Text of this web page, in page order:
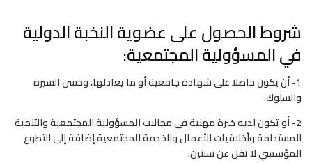
شروط الحصول على عضوية النخبة الدولية
في المسؤولية المجتمعية:
1- أن يكون حاصلا على شهادة جامعية أو ما يعادلها، وحسن السيرة
والسلوك.
2- أو تكون لديه خبرة مهنية في مجالات المسؤولية المجتمعية والتنمية
المستدامة وأخلاقيات الأعمال والخدمة المجتمعية إضافة إلى التطوع
المؤسسي لا تقل عن سنتين.